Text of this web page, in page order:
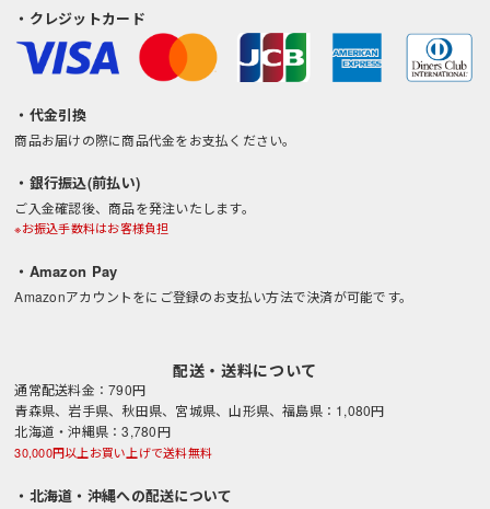
・クレジットカード
・代金引換
商品お届けの際に商品代金をお支払ください。
・銀行振込(前払い)
ご入金確認後、商品を発注いたします。
※お振込手数料はお客様負担
・Amazon Pay
Amazonアカウントをにご登録のお支払い方法で決済が可能です。
配送・送料について
通常配送料金：790円
青森県、岩手県、秋田県、宮城県、山形県、福島県：1,080円
北海道・沖縄県：3,780円
30,000円以上お買い上げで送料無料
・北海道・沖縄への配送について